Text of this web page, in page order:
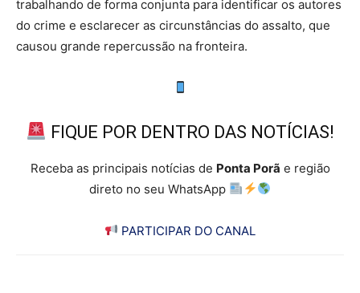
trabalhando de forma conjunta para identificar os autores
do crime e esclarecer as circunstâncias do assalto, que
causou grande repercussão na fronteira.
FIQUE POR DENTRO DAS NOTÍCIAS!
Receba as principais notícias de Ponta Porã e região
direto no seu WhatsApp
PARTICIPAR DO CANAL